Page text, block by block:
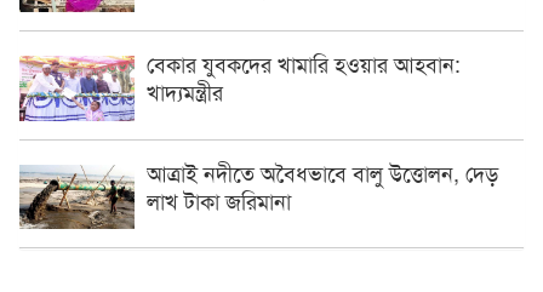
বেকার যুবকদের খামারি হওয়ার আহবান:
খাদ্যমন্ত্রীর
আত্রাই নদীতে অবৈধভাবে বালু উত্তোলন, দেড়
লাখ টাকা জরিমানা